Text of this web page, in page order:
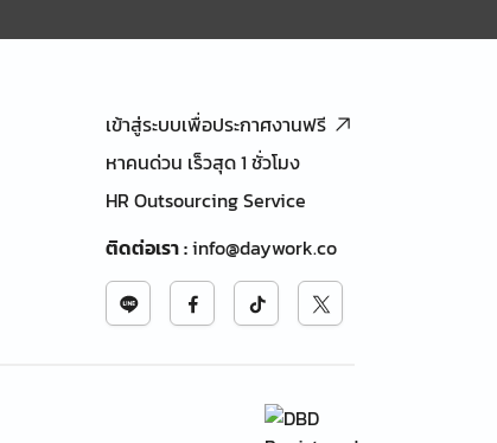
เข้าสู่ระบบเพื่อประกาศงานฟรี
หาคนด่วน เร็วสุด 1 ชั่วโมง
HR Outsourcing Service
ติดต่อเรา:info@daywork.co